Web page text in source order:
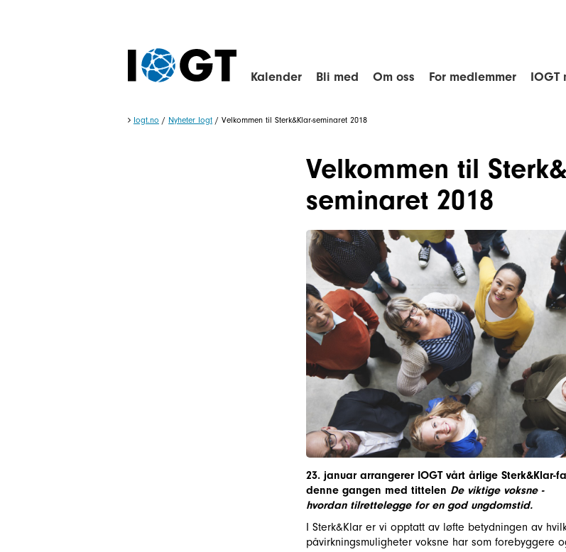
Kalender Bli med Om oss For medlemmer IOGT
Iogt.no / Nyheter Iogt / Velkommen til Sterk&Klar-seminaret 2018
Velkommen til
seminaret 2018
23. januar arrangerer IOGT vårt årlige Sterk&Klar-
denne gangen med tittelen De viktige voksne -
hvordan tilrettelegge for en god ungdomstid.
I Sterk&Klar er vi opptatt av løfte betydningen av
påvirkningsmuligheter voksne har som forebyggere